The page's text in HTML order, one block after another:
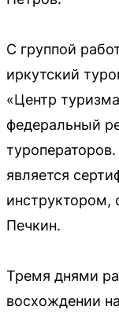
С группой
иркутский
«Центр
федеральный
является
инструктором,
Печкин.
Тремя днями
восхождении